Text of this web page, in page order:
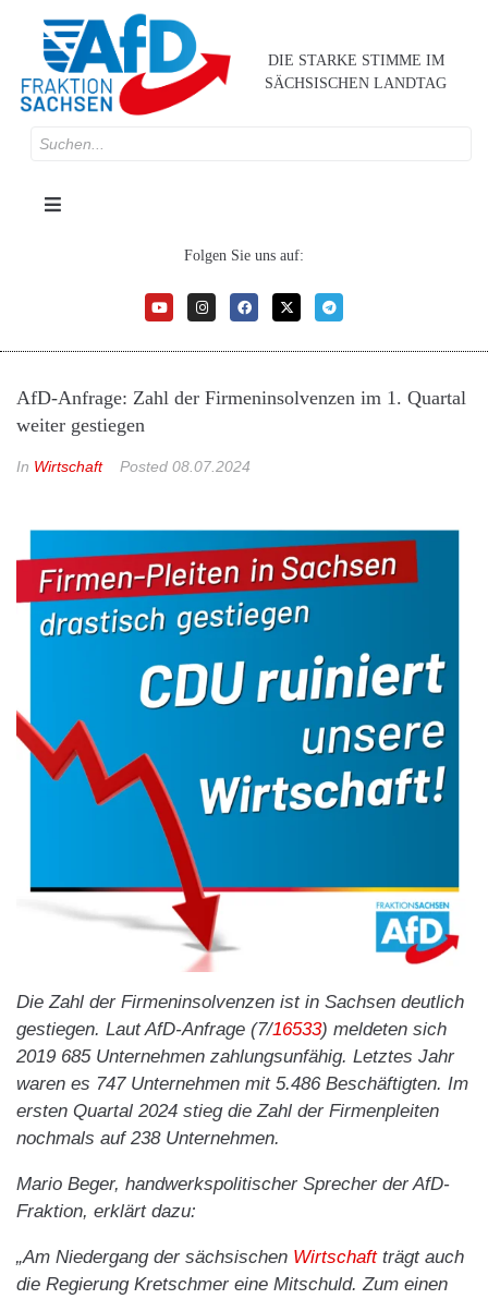
DIE STARKE STIMME IM
SÄCHSISCHEN LANDTAG
Folgen Sie uns auf:
AfD-Anfrage: Zahl der Firmeninsolvenzen im 1. Quartal
weiter gestiegen
In Wirtschaft Posted 08.07.2024
Die Zahl der Firmeninsolvenzen ist in Sachsen deutlich
gestiegen. Laut AfD-Anfrage (7/16533) meldeten sich
2019 685 Unternehmen zahlungsunfähig. Letztes Jahr
waren es 747 Unternehmen mit 5.486 Beschäftigten. Im
ersten Quartal 2024 stieg die Zahl der Firmenpleiten
nochmals auf 238 Unternehmen.
Mario Beger, handwerkspolitischer Sprecher der AfD-
Fraktion, erklärt dazu:
„Am Niedergang der sächsischen Wirtschaftträgt auch
die Regierung Kretschmer eine Mitschuld. Zum einen